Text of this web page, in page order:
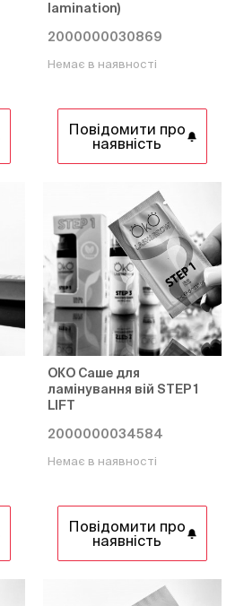
lamination)
2000000030869
Немає в наявності
Повідомити про
наявність
ОКО Саше для
ламінування вій STEP 1
LIFT
2000000034584
Немає в наявності
Повідомити про
наявність